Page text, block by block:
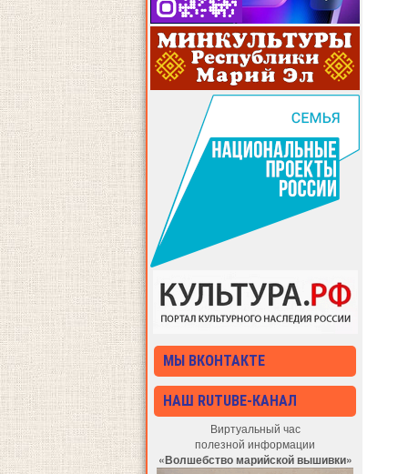
МЫ ВКОНТАКТЕ
НАШ RUTUBE-КАНАЛ
Виртуальный час
полезной информации
«Волшебство марийской вышивки»